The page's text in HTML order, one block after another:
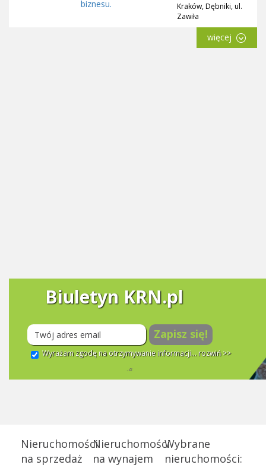
Kraków, Dębniki, ul.
Zawiła
więcej
Biuletyn KRN.pl
Zapisz się!
Wyrażam zgodę na otrzymywanie informacji... rozwiń >>
Nieruchomości
na sprzedaż
Nieruchomości
na wynajem
Wybrane
nieruchomości: